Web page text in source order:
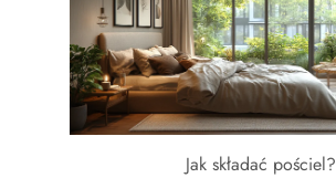
Jak składać pościel?